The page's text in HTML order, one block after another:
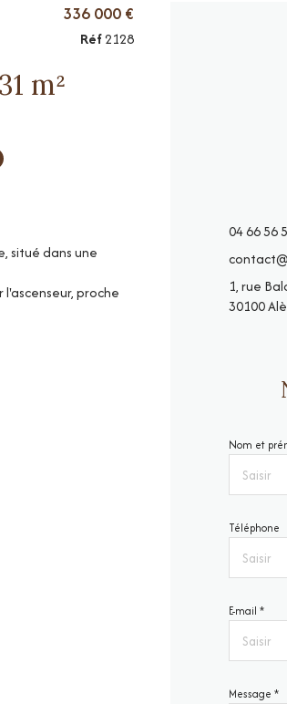
Appartement 5 pièce(s) 3 chambre(s) 160.31 m²
336 000 €
Réf2128
situé dans une
proche
(31m²)
salle à manger
salle d'eau )
04 66 56
1, rue
30100
Nom et
Téléphone
E-mail *
Message *